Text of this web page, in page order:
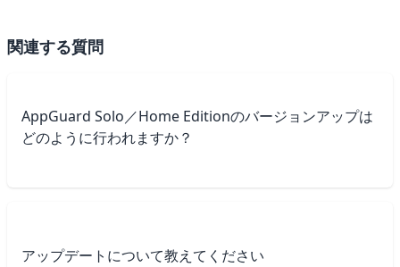
関連する質問
AppGuard Solo／Home Editionのバージョンアップは
どのように行われますか？
アップデートについて教えてください